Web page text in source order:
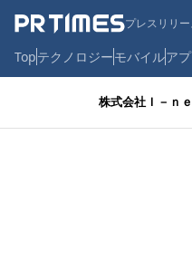
プレスリリ
Topテクノロジーモバイルア
株式会社Ｉ－ｎｅ